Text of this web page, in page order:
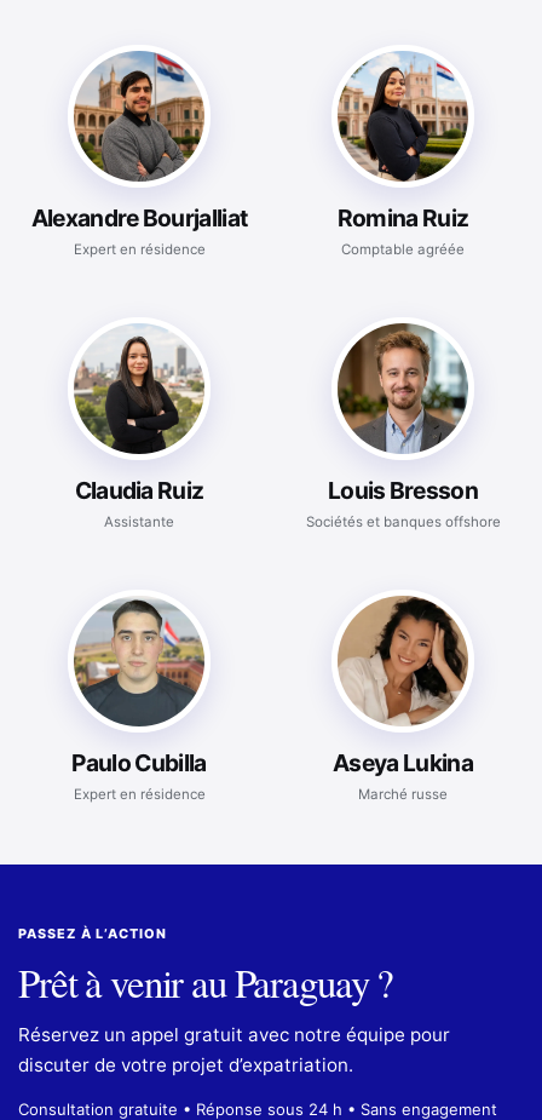
Alexandre Bourjalliat
Expert en résidence
Romina Ruiz
Comptable agréée
Claudia Ruiz
Assistante
Louis Bresson
Sociétés et banques offshore
Paulo Cubilla
Expert en résidence
Aseya Lukina
Marché russe
PASSEZ À L’ACTION
Prêt à venir au Paraguay ?
Réservez un appel gratuit avec notre équipe pour
discuter de votre projet d’expatriation.
Consultation gratuite • Réponse sous 24 h • Sans engagement